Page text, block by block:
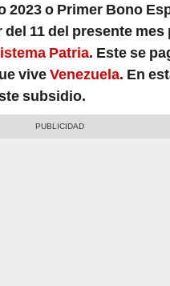
2023 o Primer Bono
11 del presente
Patria. Este se
viveVenezuela. En
subsidio.